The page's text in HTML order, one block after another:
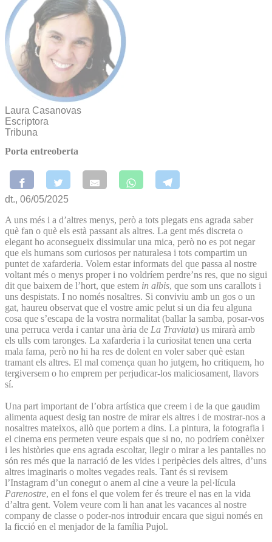
Laura Casanovas
Escriptora
Tribuna
Porta entreoberta
dt., 06/05/2025
A uns més i a d’altres menys, però a tots plegats ens agrada saber
què fan o què els està passant als altres. La gent més discreta o
elegant ho aconsegueix dissimular una mica, però no es pot negar
que els humans som curiosos per naturalesa i tots compartim un
puntet de xafarderia. Volem estar informats del que passa al nostre
voltant més o menys proper i no voldríem perdre’ns res, que no sigui
dit que baixem de l’hort, que estem in albis, que som uns carallots i
uns despistats. I no només nosaltres. Si conviviu amb un gos o un
gat, haureu observat que el vostre amic pelut si un dia feu alguna
cosa que s’escapa de la vostra normalitat (ballar la samba, posar-vos
una perruca verda i cantar una ària de La Traviata) us mirarà amb
els ulls com taronges. La xafarderia i la curiositat tenen una certa
mala fama, però no hi ha res de dolent en voler saber què estan
tramant els altres. El mal comença quan ho jutgem, ho critiquem, ho
tergiversem o ho emprem per perjudicar-los maliciosament, llavors
sí.
Una part important de l’obra artística que creem i de la que gaudim
alimenta aquest desig tan nostre de mirar els altres i de mostrar-nos a
nosaltres mateixos, allò que portem a dins. La pintura, la fotografia i
el cinema ens permeten veure espais que si no, no podríem conèixer
i les històries que ens agrada escoltar, llegir o mirar a les pantalles no
són res més que la narració de les vides i peripècies dels altres, d’uns
altres imaginaris o moltes vegades reals. Tant és si revisem
l’Instagram d’un conegut o anem al cine a veure la pel·lícula
Parenostre, en el fons el que volem fer és treure el nas en la vida
d’altra gent. Volem veure com li han anat les vacances al nostre
company de classe o poder-nos introduir encara que sigui només en
la ficció en el menjador de la família Pujol.